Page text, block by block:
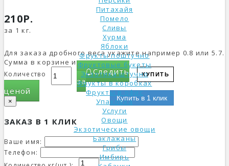
Питахайя
Помело
Сливы
Хурма
Яблоки
Фрукты поштучно
Фруктовые букеты
Экзотика штучно
Фрукты в коробках
Фрукты в офис
Упаковка
Услуги
Овощи
Экзотические овощи
Баклажаны
Грибы
Имбирь
210Р.
за 1 кг.
Для заказа дробного веса укажите например 0.8 или 5.7.
Сумма в корзине изменится.
Количество КУПИТЬ
Купить в 1 клик
Следить
за
ценой
×
ЗАКАЗ В 1 КЛИК
Ваше имя:
Телефон: